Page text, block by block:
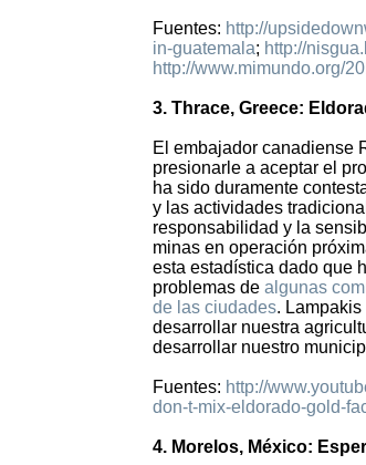
Fuentes: http://
in-guatemala; http://
http://www.mimundo.org/
3. Thrace, Greece:
El embajador canadiense
presionarle a aceptar el
ha sido duramente
y las actividades
responsabilidad y la
minas en operación
esta estadística dado que
problemas de algunas
de las ciudades.
desarrollar nuestra
desarrollar nuestro
Fuentes: http://
don-t-mix-eldorado-gold-
4. Morelos, México: